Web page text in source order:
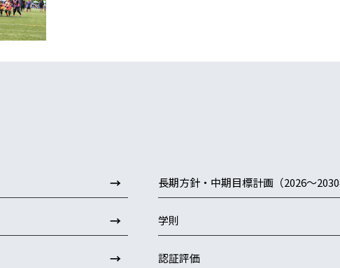
→ 長期方針・中期目標計画（2026～2030
→ 学則
→ 認証評価